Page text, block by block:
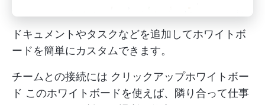
ドキュメントやタスクなどを追加してホワイトボ
ードを簡単にカスタムできます。
チームとの接続には クリックアップホワイトボー
ド このホワイトボードを使えば、隣り合って仕事